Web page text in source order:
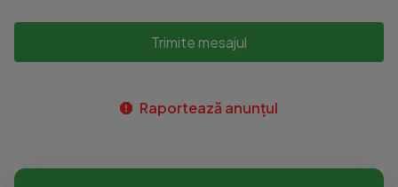
Trimite mesajul
Raportează anunțul